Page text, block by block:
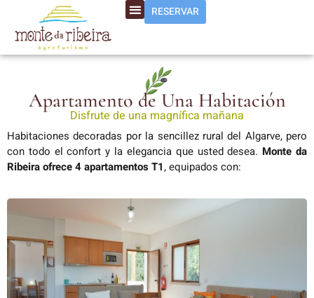
RESERVAR
Apartamento de Una Habitación
Disfrute de una magnífica mañana
Habitaciones decoradas por la sencillez rural del Algarve, pero
con todo el confort y la elegancia que usted desea. Monte da
Ribeira ofrece 4 apartamentos T1, equipados con: